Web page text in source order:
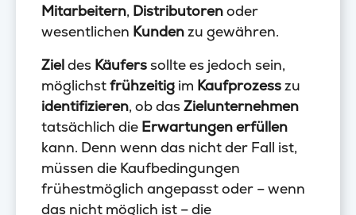
Mitarbeitern, Distributorenoder
wesentlichen Kundenzu gewähren.
Zieldes Käuferssollte es jedoch sein,
möglichstfrühzeitig im Kaufprozesszu
identifizieren, ob dasZielunternehmen
tatsächlich die Erwartungen erfüllen
kann. Denn wenn das nicht der Fall ist,
müssen die Kaufbedingungen
frühestmöglich angepasst oder – wenn
das nicht möglich ist – die